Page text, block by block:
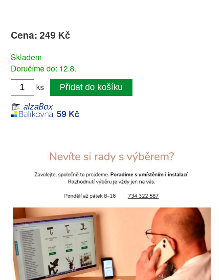
Cena: 249 Kč
Skladem
Doručíme do: 12.8.
ks
Přidat do košíku